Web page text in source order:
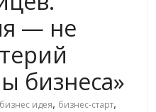
— не
бизнеса»
бизнес идея, бизнес-старт,